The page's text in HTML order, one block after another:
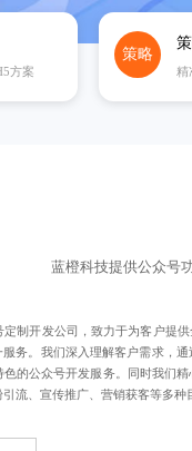
方案
策略
精
蓝橙科技提供公众号
定制开发公司 ，致力于为客户提
务。我们深入理解客户需求，
的公众号开发服务。同时我们
流、宣传推广、营销获客等多种